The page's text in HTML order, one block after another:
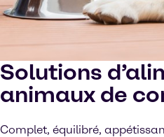
Solutions
animaux de
Complet, équilibré,